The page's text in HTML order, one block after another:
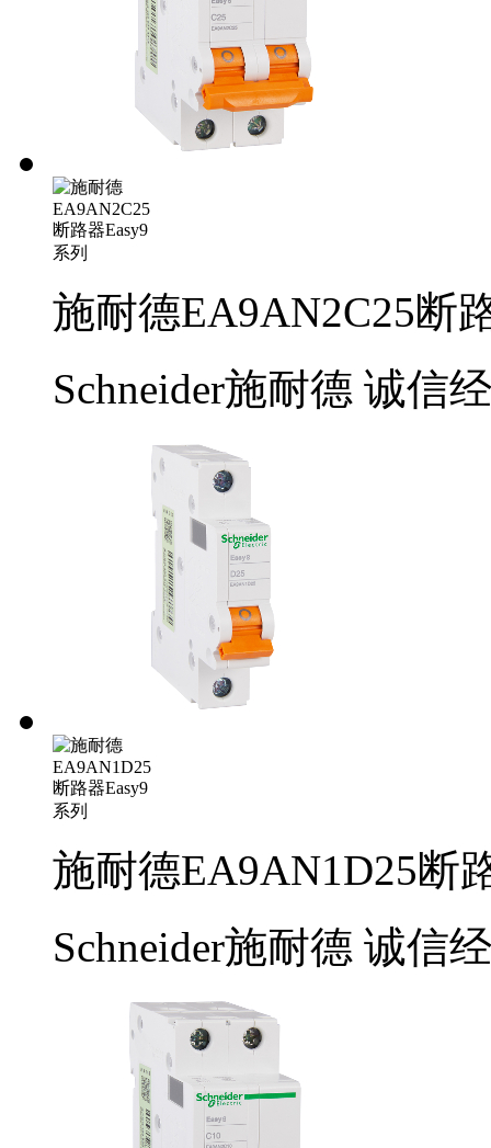
施耐德EA9AN2C25断
Schneider施耐德 诚信
施耐德EA9AN1D25断
Schneider施耐德 诚信